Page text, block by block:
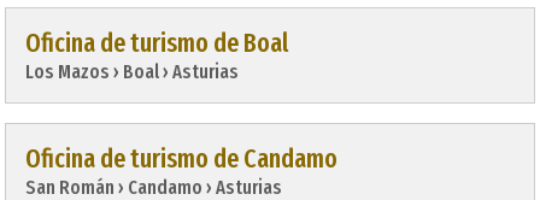
Oficina de turismo de Boal
Los Mazos › Boal › Asturias
Oficina de turismo de Candamo
San Román › Candamo › Asturias